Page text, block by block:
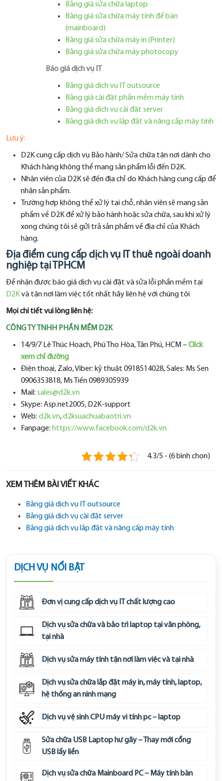
Bảng giá sửa chữa laptop
Bảng giá sửa chữa máy tính để bàn
(mainboard)
Bảng giá sửa chữa máy in (Printer)
Bảng giá sửa chữa máy photocopy
Báo giá dịch vụ IT
Bảng giá dịch vụ IT outsource
Bảng giá cài đặt phần mềm máy tính
Bảng giá dịch vụ cài đặt server
Bảng giá dịch vụ lắp đặt và nâng cấp máy tính
Lưu ý:
D2K cung cấp dịch vụ Bảo hành/ Sửa chữa tận nơi dành cho
Khách hàng không thể mang sản phẩm lỗi đến D2K.
Nhân viên của D2K sẽ đến địa chỉ do Khách hàng cung cấp để
nhận sản phẩm.
Trường hợp không thể xử lý tại chỗ, nhân viên sẽ mang sản
phẩm về D2K để xử lý bảo hành hoặc sửa chữa, sau khi xử lý
xong chúng tôi sẽ gửi trả sản phẩm về địa chỉ của Khách
hàng.
Địa điểm cung cấp dịch vụ IT thuê ngoài doanh
nghiệp tại TPHCM
Để nhận được báo giá dịch vụ cài đặt và sửa lỗi phần mềm tại
D2Kvà tận nơi làm việc tốt nhất hãy liên hệ với chúng tôi
Mọi chi tiết vui lòng liên hệ:
CÔNG TY TNHH PHẦN MỀM D2K
14/9/7 Lê Thúc Hoạch, Phú Thọ Hòa, Tân Phú, HCM –Click
xem chỉ đường
Điện thoại, Zalo, Viber: kỹ thuật 0918514028, Sales: Ms Sen
0906353818, Ms Tiến 0989305939
Mail: sales@d2k.vn
Skype: Asp.net2005, D2K-support
Web: d2k.vn,d2ksuachuabaotri.vn
Fanpage: https://www.facebook.com/d2k.vn
4.3/5 - (6 bình chọn)
XEM THÊM BÀI VIẾT KHÁC
Bảng giá dịch vụ IT outsource
Bảng giá dịch vụ cài đặt server
Bảng giá dịch vụ lắp đặt và nâng cấp máy tính
DỊCH VỤ NỔI BẬT
Đơn vị cung cấp dịch vụ IT chất lượng cao
Dịch vụ sửa chữa và bảo trì laptop tại văn phòng,
tại nhà
Dịch vụ sửa máy tính tận nơi làm việc và tại nhà
Dịch vụ sửa chữa lắp đặt máy in, máy tính, laptop,
hệ thống an ninh mạng
Dịch vụ vệ sinh CPU máy vi tính pc – laptop
Sửa chữa USB Laptop hư gãy – Thay mới cổng
USB lấy liền
Dịch vụ sửa chữa Mainboard PC – Máy tính bàn